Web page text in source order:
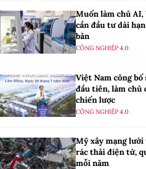
Muốn làm chủ AI,
cần đầu tư dài
bản
CÔNG NGHIỆP 4.0
Việt Nam công
đầu tiên, làm chủ
chiến lược
CÔNG NGHIỆP 4.0
Mỹ xây mạng
rác thải điện tử,
mỗi năm